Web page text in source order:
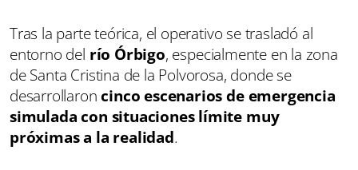
Tras la parte teórica, el operativo se trasladó al
entorno del río Órbigo, especialmente en la zona
de Santa Cristina de la Polvorosa, donde se
desarrollaroncinco escenarios de emergencia
simulada con situaciones límite muy
próximas a la realidad.